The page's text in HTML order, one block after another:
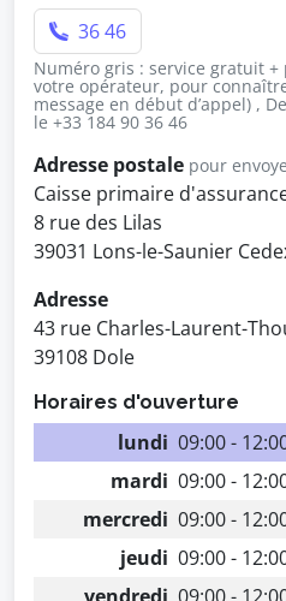
36 46
Numéro gris : service gratuit
votre opérateur, pour
message en début d’appel) ,
le +33 184 90 36 46
Adresse postale pour
Caisse primaire
8 rue des Lilas
39031 Lons-le-Saunier
Adresse
43 rue Charles-Laurent-
39108 Dole
Horaires d'ouverture
lundi 09:00 -
mardi 09:00 -
mercredi 09:00 -
jeudi 09:00 -